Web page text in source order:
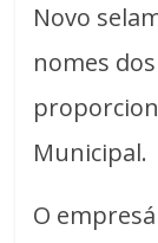
Novo
nomes
Municipal.
O